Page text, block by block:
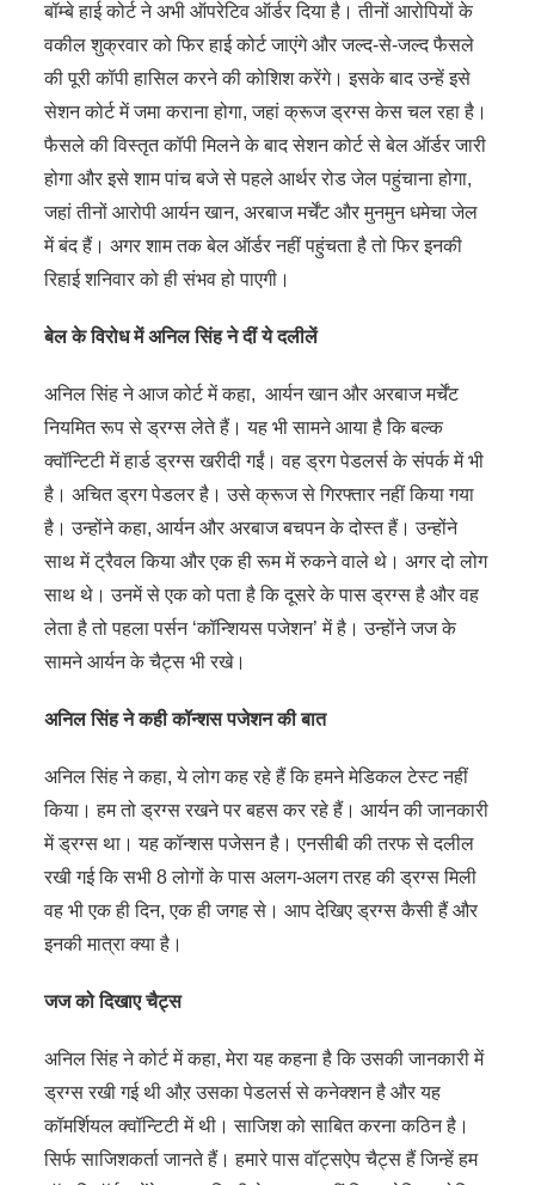
बॉम्बे हाई कोर्ट ने अभी ऑपरेटिव ऑर्डर दिया है। तीनों आरोपियों के
वकील शुक्रवार को फिर हाई कोर्ट जाएंगे और जल्द-से-जल्द फैसले
की पूरी कॉपी हासिल करने की कोशिश करेंगे। इसके बाद उन्हें इसे
सेशन कोर्ट में जमा कराना होगा, जहां क्रूज ड्रग्स केस चल रहा है।
फैसले की विस्तृत कॉपी मिलने के बाद सेशन कोर्ट से बेल ऑर्डर जारी
होगा और इसे शाम पांच बजे से पहले आर्थर रोड जेल पहुंचाना होगा,
जहां तीनों आरोपी आर्यन खान, अरबाज मर्चेंट और मुनमुन धमेचा जेल
में बंद हैं। अगर शाम तक बेल ऑर्डर नहीं पहुंचता है तो फिर इनकी
रिहाई शनिवार को ही संभव हो पाएगी।
बेल के विरोध में अनिल सिंह ने दीं ये दलीलें
अनिल सिंह ने आज कोर्ट में कहा, आर्यन खान और अरबाज मर्चेंट
नियमित रूप से ड्रग्स लेते हैं। यह भी सामने आया है कि बल्क
क्वॉन्टिटी में हार्ड ड्रग्स खरीदी गईं। वह ड्रग पेडलर्स के संपर्क में भी
है। अचित ड्रग पेडलर है। उसे क्रूज से गिरफ्तार नहीं किया गया
है। उन्होंने कहा, आर्यन और अरबाज बचपन के दोस्त हैं। उन्होंने
साथ में ट्रैवल किया और एक ही रूम में रुकने वाले थे। अगर दो लोग
साथ थे। उनमें से एक को पता है कि दूसरे के पास ड्रग्स है और वह
लेता है तो पहला पर्सन ‘कॉन्शियस पजेशन’ में है। उन्होंने जज के
सामने आर्यन के चैट्स भी रखे।
अनिल सिंह ने कही कॉन्शस पजेशन की बात
अनिल सिंह ने कहा, ये लोग कह रहे हैं कि हमने मेडिकल टेस्ट नहीं
किया। हम तो ड्रग्स रखने पर बहस कर रहे हैं। आर्यन की जानकारी
में ड्रग्स था। यह कॉन्शस पजेसन है। एनसीबी की तरफ से दलील
रखी गई कि सभी 8 लोगों के पास अलग-अलग तरह की ड्रग्स मिली
वह भी एक ही दिन, एक ही जगह से। आप देखिए ड्रग्स कैसी हैं और
इनकी मात्रा क्या है।
जज को दिखाए चैट्स
अनिल सिंह ने कोर्ट में कहा, मेरा यह कहना है कि उसकी जानकारी में
ड्रग्स रखी गई थी औऱ उसका पेडलर्स से कनेक्शन है और यह
कॉमर्शियल क्वॉन्टिटी में थी। साजिश को साबित करना कठिन है।
सिर्फ साजिशकर्ता जानते हैं। हमारे पास वॉट्सऐप चैट्स हैं जिन्हें हम